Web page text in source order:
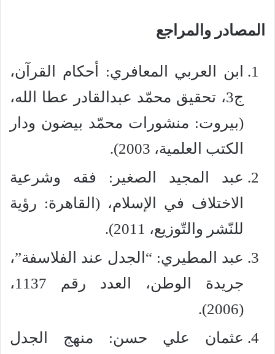
المصادر والمراجع
ابن العربي المعافري: أحكام القرآن،
ج3، تحقيق محمّد عبدالقادر عطا الله،
(بيروت: منشورات محمّد بيضون ودار
الكتب العلمية، 2003).
عبد المجيد الصغير: فقه وشرعية
الاختلاف في الإسلام، (القاهرة: رؤية
للنّشر والتّوزيع، 2011).
عبد المطيري: “الجدل عند الفلاسفة”،
جريدة الوطن، العدد رقم 1137،
(2006).
عثمان علي حسن: منهج الجدل